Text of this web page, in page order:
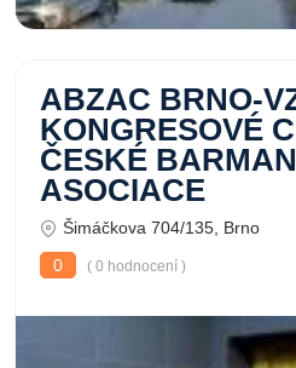
ABZAC BRNO-
KONGRESOVÉ
ČESKÉ
ASOCIACE
Šimáčkova 704/135, Brno
0
( 0 hodnocení )